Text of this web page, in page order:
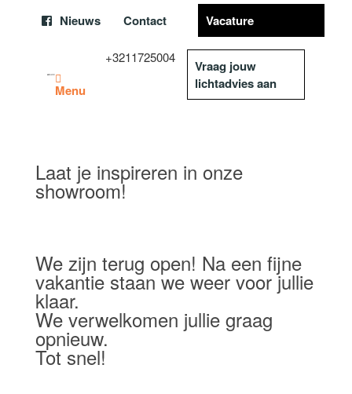
Nieuws Contact Vacature
Menu
+3211725004
Vraag jouw
lichtadvies aan
Laat je inspireren in onze
showroom!
We zijn terug open! Na een fijne
vakantie staan we weer voor jullie
klaar.
We verwelkomen jullie graag
opnieuw.
Tot snel!